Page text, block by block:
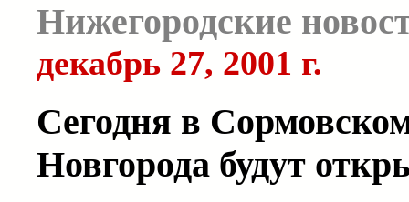
Нижегородские
декабрь 27, 2001 г.
Сегодня в
Новгорода будут